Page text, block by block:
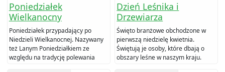
Poniedziałek
Wielkanocny
Poniedziałek przypadający po
Niedzieli Wielkanocnej. Nazywany
też Lanym Poniedziałkiem ze
względu na tradycję polewania
Dzień Leśnika i
Drzewiarza
Święto branżowe obchodzone w
pierwszą niedzielę kwietnia.
Świętują je osoby, które dbają o
obszary leśne w naszym kraju.